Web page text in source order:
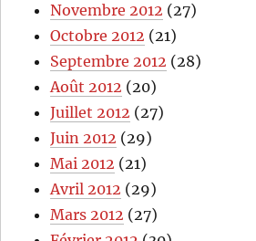
Novembre 2012 (27)
Octobre 2012 (21)
Septembre 2012 (28)
Août 2012 (20)
Juillet 2012 (27)
Juin 2012 (29)
Mai 2012 (21)
Avril 2012 (29)
Mars 2012 (27)